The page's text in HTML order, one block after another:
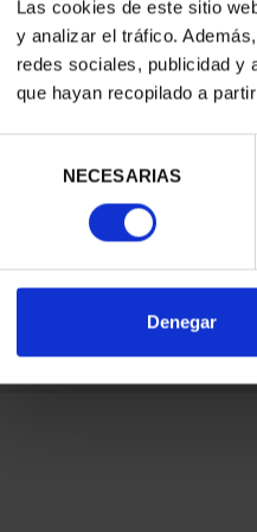
Las cookies de este sitio
y analizar el tráfico.
redes sociales, publicidad y
que hayan recopilado a
NECESARIAS
Denegar
(FAQs)|Aviso Legal|